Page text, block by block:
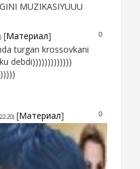
MUZIKASIYUUU
0
[Материал]
turgan krossovkani
debdi)))))))))))))
0
[Материал]